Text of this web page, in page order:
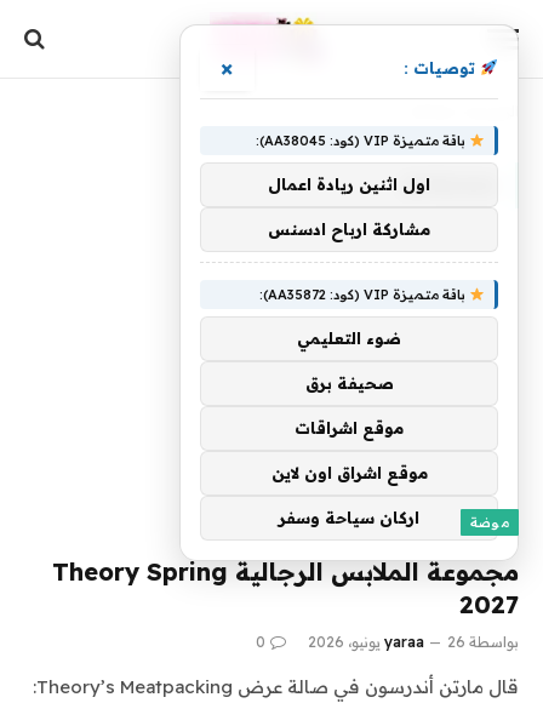
SPRING
موضة
مجموعة الملابس الرجالية Theory Spring
2027
بواسطة yaraa 26 يونيو، 2026 0
قال مارتن أندرسون في صالة عرض Theory’s Meatpacking:
توصيات : ×
باقة متميزة VIP (كود: AA38045):
اول اثنين ريادة اعمال
مشاركة ارباح ادسنس
باقة متميزة VIP (كود: AA35872):
ضوء التعليمي
صحيفة برق
موقع اشراقات
موقع اشراق اون لاين
اركان سياحة وسفر